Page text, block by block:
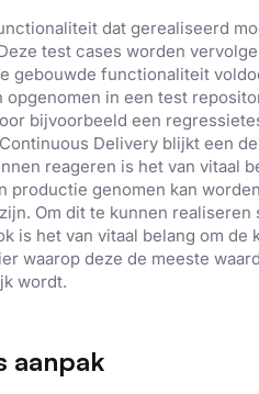
dat gerealiseerd
test cases worden
gebouwde functionaliteit
in een test
bijvoorbeeld een
Delivery blijkt een
reageren is het van vitaal
genomen kan
Om dit te kunnen realiseren
is het van vitaal belang om de
waarop deze de meeste
wordt.
aanpak